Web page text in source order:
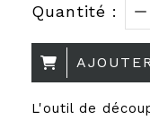
Quantité :
L'outil de